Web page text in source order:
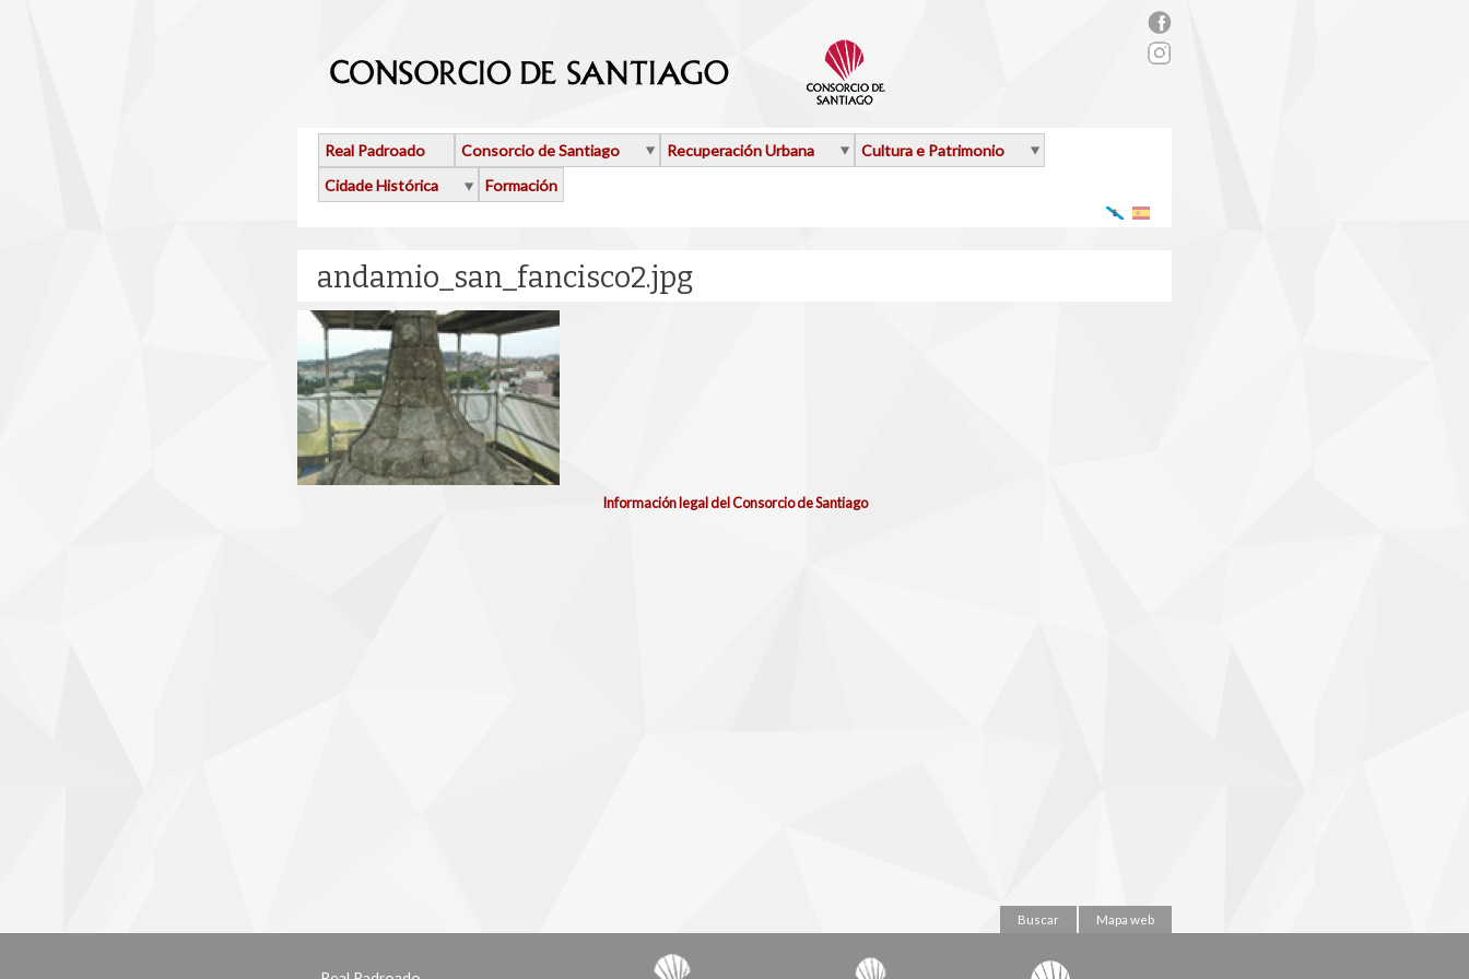
rs_facebook.png
Real Padroado Consorcio de Santiago Recuperación Urbana
Cultura e Patrimonio
Cidade Histórica
Formación
andamio_san_fancisco2.jpg
Información legal del Consorcio de Santiago
Buscar Mapa web